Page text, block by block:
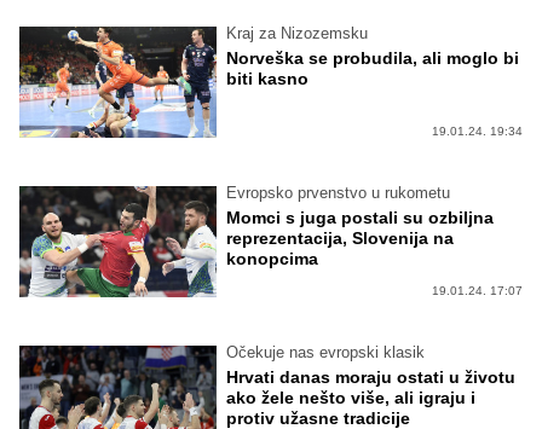
Kraj za Nizozemsku
Norveška se probudila, ali moglo bi
biti kasno
19.01.24. 19:34
Evropsko prvenstvo u rukometu
Momci s juga postali su ozbiljna
reprezentacija, Slovenija na
konopcima
19.01.24. 17:07
Očekuje nas evropski klasik
Hrvati danas moraju ostati u životu
ako žele nešto više, ali igraju i
protiv užasne tradicije